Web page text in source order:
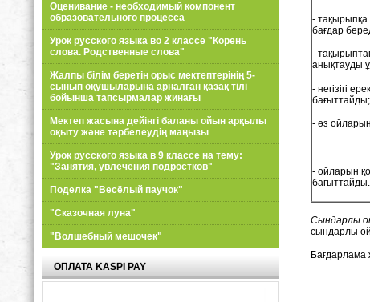
Оценивание - необходимый компонент
образовательного процесса
Урок русского языка во 2 классе "Корень
слова. Родственные слова"
Жалпы білім беретін орыс мектептерінің 5-
сынып оқушыларына арналған қазақ тілі
бойынша тапсырмалар жинағы
Мектеп жасына дейінгі баланы ойын арқылы
оқыту және тәрбелеудің маңызы
Урок русского языка в 9 классе на тему:
"Занятия, увлечения подростков"
Поделка "Весёлый паучок"
"Сказочная луна"
"Волшебный мешочек"
ОПЛАТА KASPI PAY
-
бағдар
-
анықтауды
- негізігі
бағыттайды;
- өз
- ойларын
Сындарлы
сындарлы
Бағдарлама